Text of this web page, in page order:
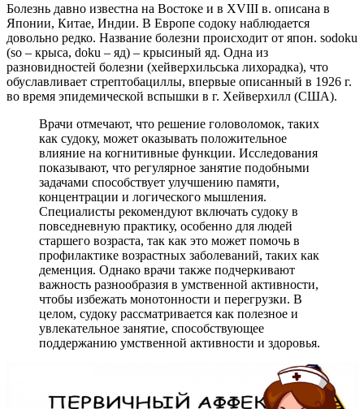
Болезнь давно известна на Востоке и в XVIII в. описана в
Японии, Китае, Индии. В Европе содоку наблюдается
довольно редко. Название болезни происходит от япон. sodoku
(so – крыса, doku – яд) – крысиный яд. Одна из
разновидностей болезни (хейверхильська лихорадка), что
обуславливает стрептобациллы, впервые описанный в 1926 г.
во время эпидемической вспышки в г. Хейверхилл (США).
Врачи отмечают, что решение головоломок, таких
как судоку, может оказывать положительное
влияние на когнитивные функции. Исследования
показывают, что регулярное занятие подобными
задачами способствует улучшению памяти,
концентрации и логического мышления.
Специалисты рекомендуют включать судоку в
повседневную практику, особенно для людей
старшего возраста, так как это может помочь в
профилактике возрастных заболеваний, таких как
деменция. Однако врачи также подчеркивают
важность разнообразия в умственной активности,
чтобы избежать монотонности и перегрузки. В
целом, судоку рассматривается как полезное и
увлекательное занятие, способствующее
поддержанию умственной активности и здоровья.